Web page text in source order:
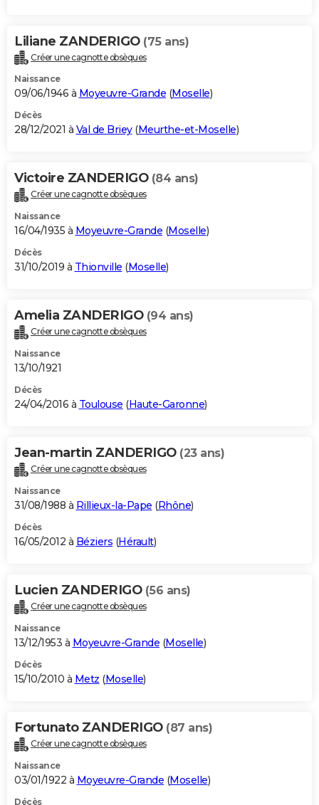
Liliane ZANDERIGO (75 ans)
Créer une cagnotte obsèques
Naissance
09/06/1946 à Moyeuvre-Grande (Moselle)
Décès
28/12/2021 à Val de Briey(Meurthe-et-Moselle)
Victoire ZANDERIGO (84 ans)
Créer une cagnotte obsèques
Naissance
16/04/1935 à Moyeuvre-Grande (Moselle)
Décès
31/10/2019 à Thionville (Moselle)
Amelia ZANDERIGO (94 ans)
Créer une cagnotte obsèques
Naissance
13/10/1921
Décès
24/04/2016 à Toulouse (Haute-Garonne)
Jean-martin ZANDERIGO (23 ans)
Créer une cagnotte obsèques
Naissance
31/08/1988 à Rillieux-la-Pape (Rhône)
Décès
16/05/2012 à Béziers (Hérault)
Lucien ZANDERIGO (56 ans)
Créer une cagnotte obsèques
Naissance
13/12/1953 à Moyeuvre-Grande (Moselle)
Décès
15/10/2010 à Metz (Moselle)
Fortunato ZANDERIGO (87 ans)
Créer une cagnotte obsèques
Naissance
03/01/1922 à Moyeuvre-Grande (Moselle)
Décès